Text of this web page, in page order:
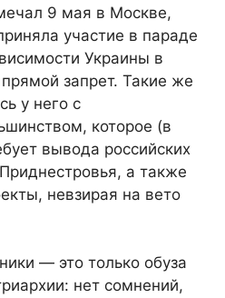
9 мая в Москве,
участие в параде
Украины в
запрет. Такие же
у него с
которое (в
вывода российских
а также
невзирая на вето
— это только обуза
нет сомнений,